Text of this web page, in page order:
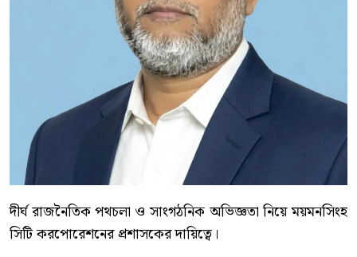
দীর্ঘ রাজনৈতিক পথচলা ও সাংগঠনিক অভিজ্ঞতা নিয়ে ময়মনসিংহ
সিটি করপোরেশনের প্রশাসকের দায়িত্বে।